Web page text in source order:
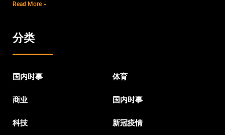
Read More »
分类
国内时事
商业
科技
体育
国内时事
新冠疫情